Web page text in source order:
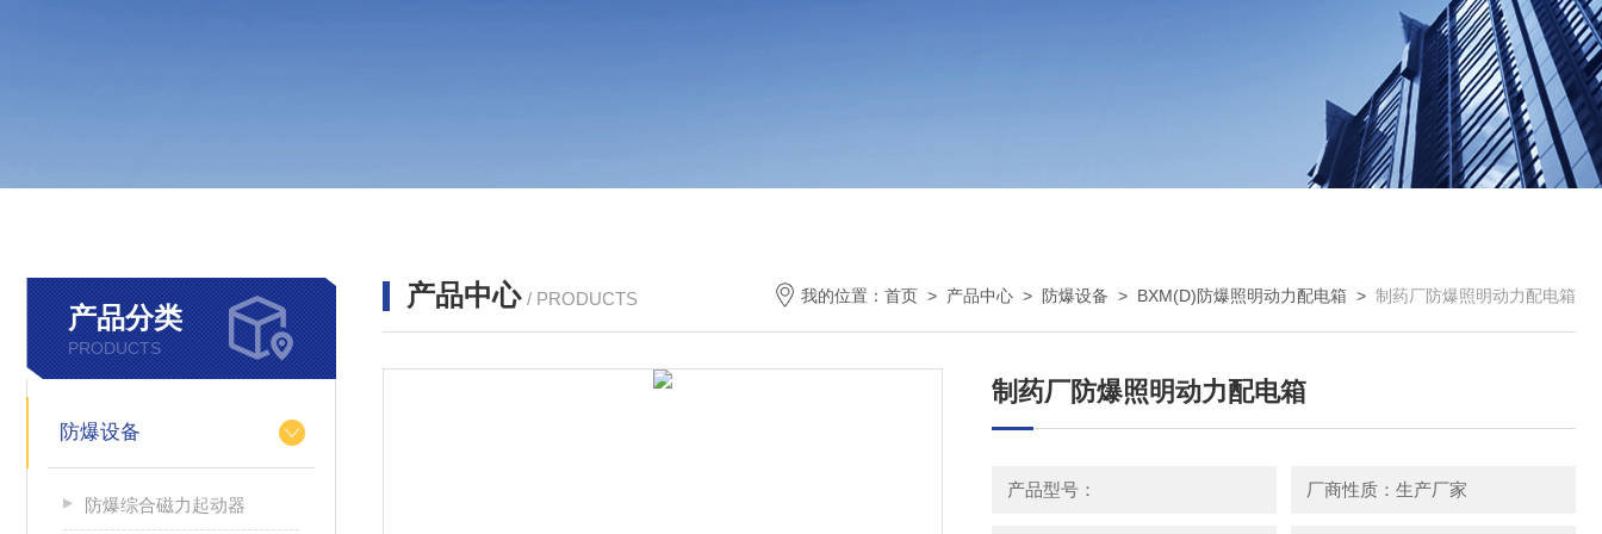
产品分类
PRODUCTS
防爆设备
防爆综合磁力起动器
产品中心 / PRODUCTS 我的位置： 首页 > 产品中心 > 防爆设备 > BXM(D)防爆照明动力配电箱 > 制药厂防爆照明动力配电箱
制药厂防爆照明动力配电箱
产品型号： 厂商性质：生产厂家